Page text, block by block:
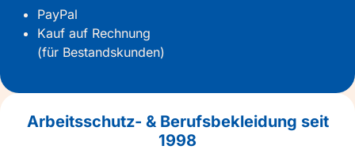
PayPal
Kauf auf Rechnung
(für Bestandskunden)
Arbeitsschutz- & Berufsbekleidung seit
1998